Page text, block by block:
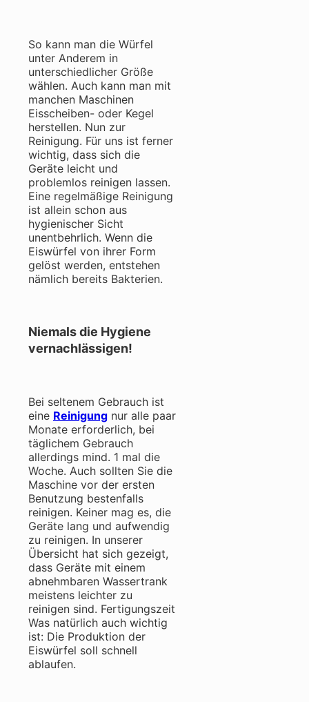
So kann man die Würfel
unter Anderem in
unterschiedlicher Größe
wählen. Auch kann man mit
manchen Maschinen
Eisscheiben- oder Kegel
herstellen. Nun zur
Reinigung. Für uns ist ferner
wichtig, dass sich die
Geräte leicht und
problemlos reinigen lassen.
Eine regelmäßige Reinigung
ist allein schon aus
hygienischer Sicht
unentbehrlich. Wenn die
Eiswürfel von ihrer Form
gelöst werden, entstehen
nämlich bereits Bakterien.
Niemals die Hygiene
vernachlässigen!
Bei seltenem Gebrauch ist
eine Reinigung nur alle paar
Monate erforderlich, bei
täglichem Gebrauch
allerdings mind. 1 mal die
Woche. Auch sollten Sie die
Maschine vor der ersten
Benutzung bestenfalls
reinigen. Keiner mag es, die
Geräte lang und aufwendig
zu reinigen. In unserer
Übersicht hat sich gezeigt,
dass Geräte mit einem
abnehmbaren Wassertrank
meistens leichter zu
reinigen sind. Fertigungszeit
Was natürlich auch wichtig
ist: Die Produktion der
Eiswürfel soll schnell
ablaufen.